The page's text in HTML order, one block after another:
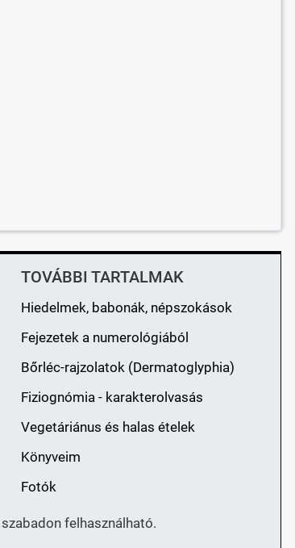
TOVÁBBI TARTALMAK
Hiedelmek, babonák, népszokások
Fejezetek a numerológiából
Bőrléc-rajzolatok (Dermatoglyphia)
Fiziognómia - karakterolvasás
Vegetáriánus és halas ételek
Könyveim
Fotók
szabadon felhasználható.